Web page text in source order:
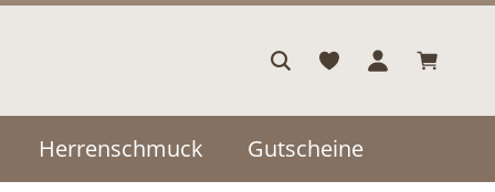
Herrenschmuck Gutscheine